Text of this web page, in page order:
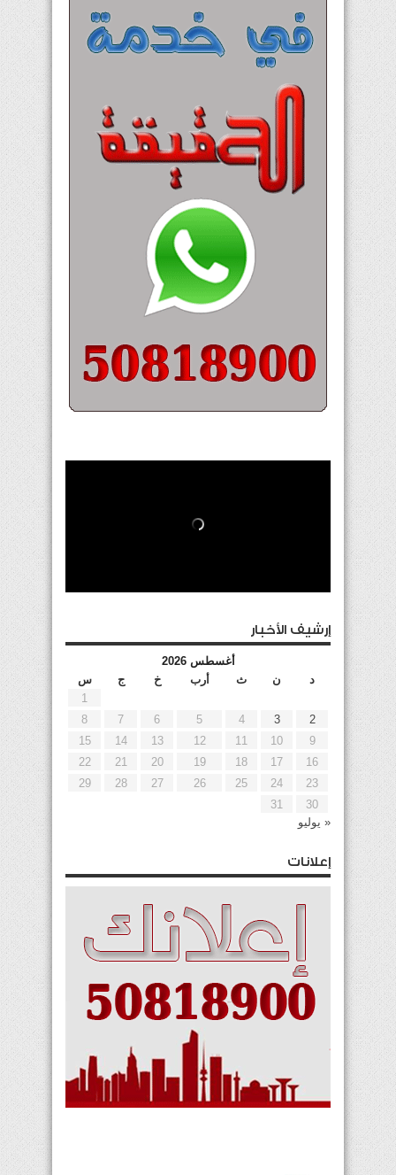
إرشيف الأخبار
أغسطس 2026
د
ن ث أرب خ ج
س
1
2
3
4
5
6
7
8
9
10
11
12
13
14
15
16
17
18
19
20
21
22
23
24
25
26
27
28
29
30
31
« يوليو
إعلانات